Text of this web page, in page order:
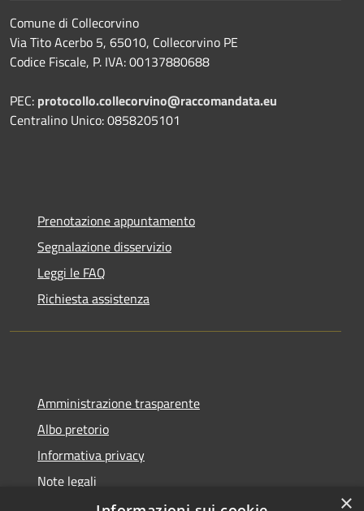
Comune di Collecorvino
Via Tito Acerbo 5, 65010, Collecorvino PE
Codice Fiscale, P. IVA: 00137880688
PEC: protocollo.collecorvino@raccomandata.eu
Centralino Unico: 0858205101
Prenotazione appuntamento
Segnalazione disservizio
Leggi le FAQ
Richiesta assistenza
Amministrazione trasparente
Albo pretorio
Informativa privacy
Note legali
×